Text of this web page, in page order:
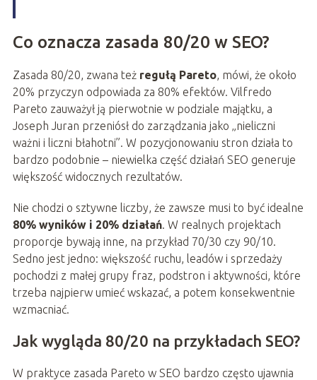
Co oznacza zasada 80/20 w SEO?
Zasada 80/20, zwana też regułą Pareto, mówi, że około
20% przyczyn odpowiada za 80% efektów. Vilfredo
Pareto zauważył ją pierwotnie w podziale majątku, a
Joseph Juran przeniósł do zarządzania jako „nieliczni
ważni i liczni błahotni”. W pozycjonowaniu stron działa to
bardzo podobnie – niewielka część działań SEO generuje
większość widocznych rezultatów.
Nie chodzi o sztywne liczby, że zawsze musi to być idealne
80% wyników i 20% działań. W realnych projektach
proporcje bywają inne, na przykład 70/30 czy 90/10.
Sedno jest jedno: większość ruchu, leadów i sprzedaży
pochodzi z małej grupy fraz, podstron i aktywności, które
trzeba najpierw umieć wskazać, a potem konsekwentnie
wzmacniać.
Jak wygląda 80/20 na przykładach SEO?
W praktyce zasada Pareto w SEO bardzo często ujawnia